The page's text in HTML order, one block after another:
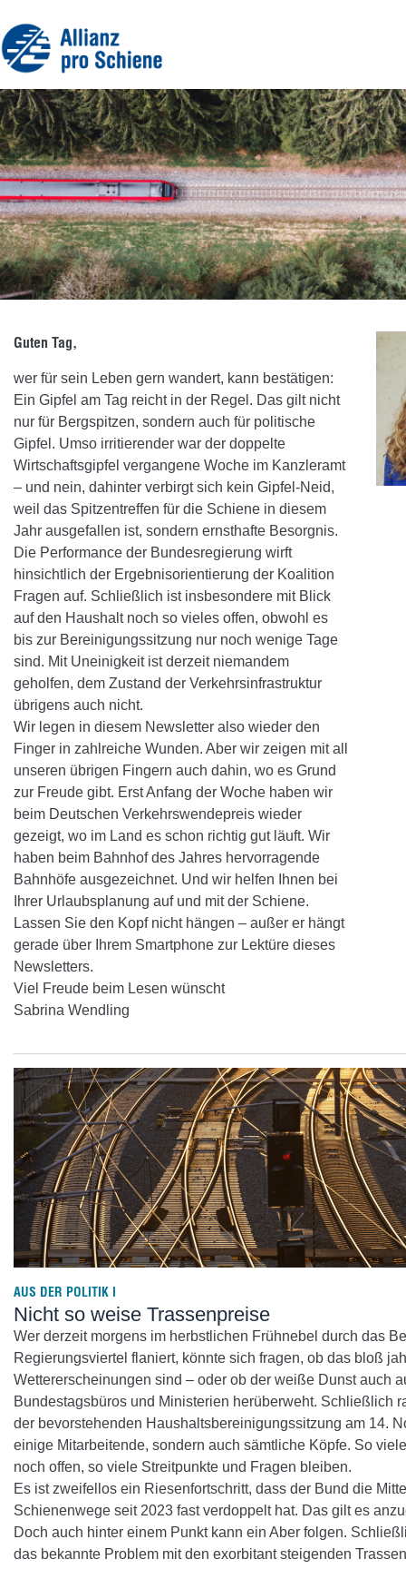
Guten Tag,
wer für sein Leben gern wandert, kann bestätigen:
Ein Gipfel am Tag reicht in der Regel. Das gilt nicht
nur für Bergspitzen, sondern auch für politische
Gipfel. Umso irritierender war der doppelte
Wirtschaftsgipfel vergangene Woche im Kanzleramt
– und nein, dahinter verbirgt sich kein Gipfel-Neid,
weil das Spitzentreffen für die Schiene in diesem
Jahr ausgefallen ist, sondern ernsthafte Besorgnis.
Die Performance der Bundesregierung wirft
hinsichtlich der Ergebnisorientierung der Koalition
Fragen auf. Schließlich ist insbesondere mit Blick
auf den Haushalt noch so vieles offen, obwohl es
bis zur Bereinigungssitzung nur noch wenige Tage
sind. Mit Uneinigkeit ist derzeit niemandem
geholfen, dem Zustand der Verkehrsinfrastruktur
übrigens auch nicht.
Wir legen in diesem Newsletter also wieder den
Finger in zahlreiche Wunden. Aber wir zeigen mit all
unseren übrigen Fingern auch dahin, wo es Grund
zur Freude gibt. Erst Anfang der Woche haben wir
beim Deutschen Verkehrswendepreis wieder
gezeigt, wo im Land es schon richtig gut läuft. Wir
haben beim Bahnhof des Jahres hervorragende
Bahnhöfe ausgezeichnet. Und wir helfen Ihnen bei
Ihrer Urlaubsplanung auf und mit der Schiene.
Lassen Sie den Kopf nicht hängen – außer er hängt
gerade über Ihrem Smartphone zur Lektüre dieses
Newsletters.
Viel Freude beim Lesen wünscht
Sabrina Wendling
AUS DER POLITIK I
Nicht so weise Trassenpreise
Wer derzeit morgens im herbstlichen Frühnebel durch das
Regierungsviertel flaniert, könnte sich fragen, ob das bloß
Wettererscheinungen sind – oder ob der weiße Dunst auch
Bundestagsbüros und Ministerien herüberweht. Schließlich
der bevorstehenden Haushaltsbereinigungssitzung am 14.
einige Mitarbeitende, sondern auch sämtliche Köpfe. So
noch offen, so viele Streitpunkte und Fragen bleiben.
Es ist zweifellos ein Riesenfortschritt, dass der Bund die
Schienenwege seit 2023 fast verdoppelt hat. Das gilt es
Doch auch hinter einem Punkt kann ein Aber folgen.
das bekannte Problem mit den exorbitant steigenden